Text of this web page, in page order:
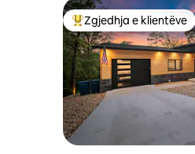
Më të mirat e
Zgjedhja e klientëve